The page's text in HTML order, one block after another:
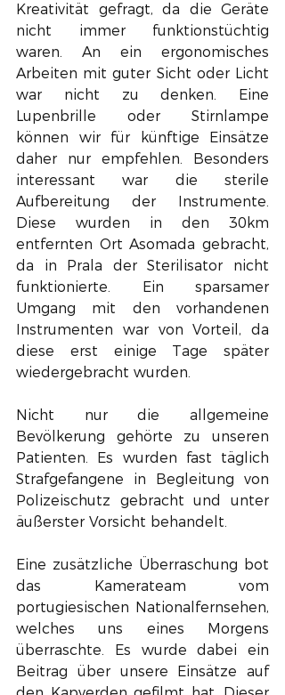
Kreativität gefragt, da die Geräte
nicht immer funktionstüchtig
waren. An ein ergonomisches
Arbeiten mit guter Sicht oder Licht
war nicht zu denken. Eine
Lupenbrille oder Stirnlampe
können wir für künftige Einsätze
daher nur empfehlen. Besonders
interessant war die sterile
Aufbereitung der Instrumente.
Diese wurden in den 30km
entfernten Ort Asomada gebracht,
da in Prala der Sterilisator nicht
funktionierte. Ein sparsamer
Umgang mit den vorhandenen
Instrumenten war von Vorteil, da
diese erst einige Tage später
wiedergebracht wurden.
Nicht nur die allgemeine
Bevölkerung gehörte zu unseren
Patienten. Es wurden fast täglich
Strafgefangene in Begleitung von
Polizeischutz gebracht und unter
äußerster Vorsicht behandelt.
Eine zusätzliche Überraschung bot
das Kamerateam vom
portugiesischen Nationalfernsehen,
welches uns eines Morgens
überraschte. Es wurde dabei ein
Beitrag über unsere Einsätze auf